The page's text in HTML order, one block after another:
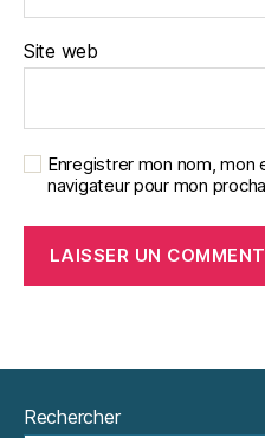
Site web
Enregistrer mon nom,
navigateur pour mon
Rechercher